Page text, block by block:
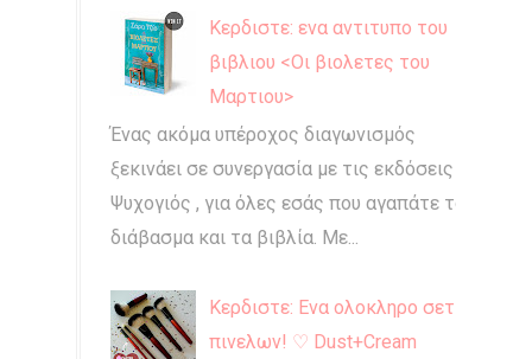
Κερδιστε: ενα αντιτυπο του
βιβλιου <Οι βιολετες του
Μαρτιου>
Ένας ακόμα υπέροχος διαγωνισμός
ξεκινάει σε συνεργασία με τις εκδόσεις
Ψυχογιός , για όλες εσάς που αγαπάτε το
διάβασμα και τα βιβλία. Με...
Κερδιστε: Ενα ολοκληρο σετ
πινελων! ♡ Dust+Cream